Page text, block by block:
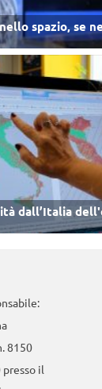
spazio, se
dall’Italia
8150
presso il